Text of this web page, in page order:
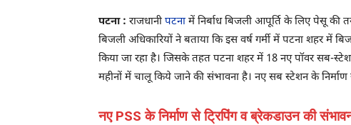
पटना : राजधानी पटनामें निर्बाध बिजली आपूर्ति के लिए पेसू की
बिजली अधिकारियों ने बताया कि इस वर्ष गर्मी में पटना शहर में
किया जा रहा है। जिसके तहत पटना शहर में 18 नए पॉवर सब-
महीनों में चालू किये जाने की संभावना है। नए सब स्टेशन के
नए PSS के निर्माण से ट्रिपिंग व ब्रेकडाउन की